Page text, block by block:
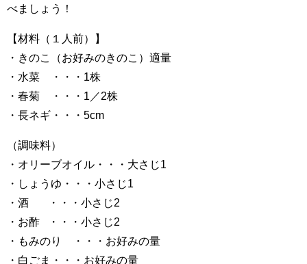
べましょう！
【材料（１人前）】
・きのこ（お好みのきのこ）適量
・水菜 ・・・1株
・春菊 ・・・1／2株
・長ネギ・・・5cm
（調味料）
・オリーブオイル・・・大さじ1
・しょうゆ・・・小さじ1
・酒 ・・・小さじ2
・お酢 ・・・小さじ2
・もみのり ・・・お好みの量
・白ごま・・・お好みの量